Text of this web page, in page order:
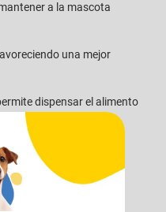
a la mascota
una mejor
dispensar el alimento
el control del nivel de